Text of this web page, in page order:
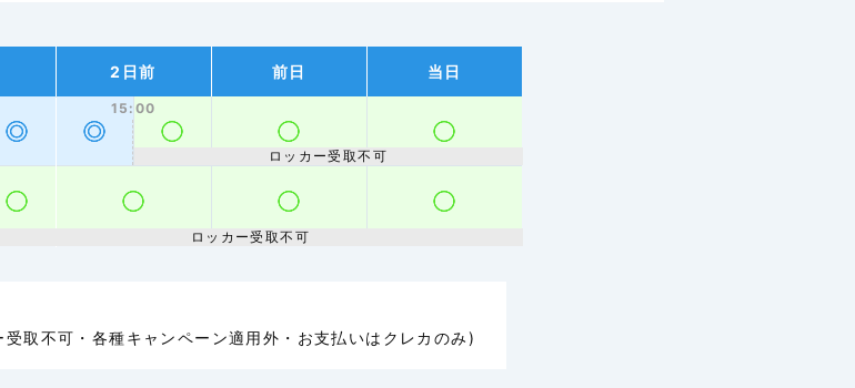
2日前
15:00
前日 当日
ロッカー受取不可
ロッカー受取不可
取不可・各種キャンペーン適用外・お支払いはクレカのみ)